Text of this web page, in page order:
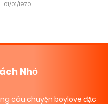
01/01/1970
Nhỏ
câu chuyện boylove đặc